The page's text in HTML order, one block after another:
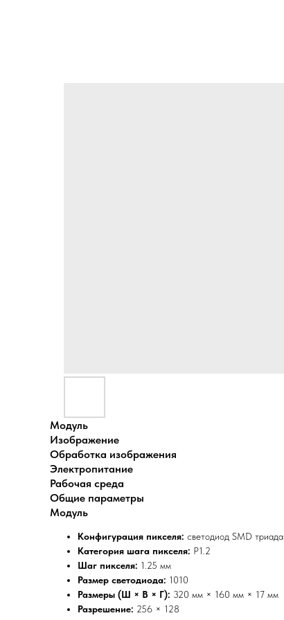
Модуль
Изображение
Обработка изображения
Электропитание
Рабочая среда
Общие параметры
Модуль
Конфигурация пикселя: светодиод SMD триада
Категория шага пикселя: P1.2
Шаг пикселя: 1.25 мм
Размер светодиода: 1010
Размеры (Ш × В × Г): 320 мм × 160 мм × 17 мм
Разрешение: 256 × 128